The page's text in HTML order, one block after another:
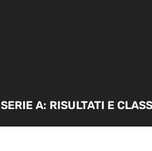
SERIE A: RISULTATI E